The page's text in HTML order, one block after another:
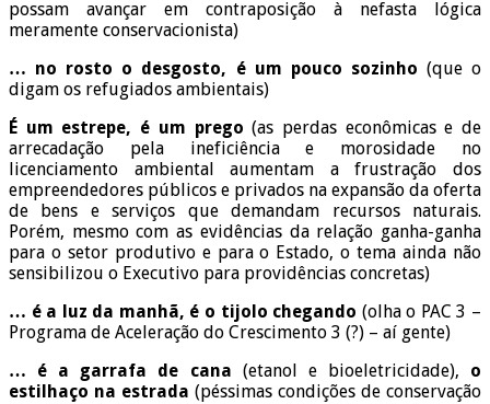
possam avançar em contraposição à nefasta lógica
meramente conservacionista)
… no rosto o desgosto, é um pouco sozinho (que o
digam os refugiados ambientais)
É um estrepe, é um prego (as perdas econômicas e de
arrecadação pela ineficiência e morosidade no
licenciamento ambiental aumentam a frustração dos
empreendedores públicos e privados na expansão da oferta
de bens e serviços que demandam recursos naturais.
Porém, mesmo com as evidências da relação ganha-ganha
para o setor produtivo e para o Estado, o tema ainda não
sensibilizou o Executivo para providências concretas)
… é a luz da manhã, é o tijolo chegando (olha o PAC 3 –
Programa de Aceleração do Crescimento 3 (?) – aí gente)
… é a garrafa de cana (etanol e bioeletricidade), o
estilhaço na estrada (péssimas condições de conservação